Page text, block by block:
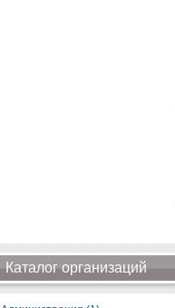
Каталог организаций